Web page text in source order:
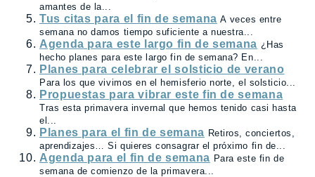
amantes de la...
Tus citas para el fin de semana A veces entre
semana no damos tiempo suficiente a nuestra...
Agenda para este largo fin de semana ¿Has
hecho planes para este largo fin de semana? En...
Planes para celebrar el solsticio de verano
Para los que vivimos en el hemisferio norte, el solsticio...
Propuestas para vibrar este fin de semana
Tras esta primavera invernal que hemos tenido casi hasta
el...
Planes para el fin de semana Retiros, conciertos,
aprendizajes… Si quieres consagrar el próximo fin de...
Agenda para el fin de semana Para este fin de
semana de comienzo de la primavera...